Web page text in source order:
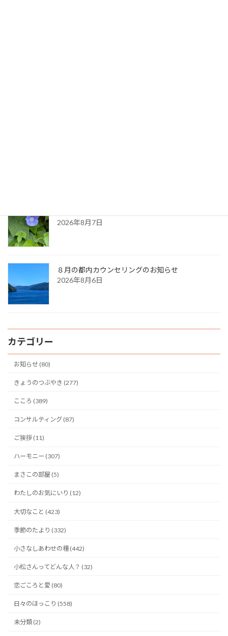
2026年8月7日
８月の都内カウンセリングのお知らせ
2026年8月6日
カテゴリー
お知らせ (80)
きょうのつぶやき (277)
こころ (389)
コンサルティング (87)
ご挨拶 (11)
ハーモニー (307)
まさこの部屋 (5)
わたしのお気にいり (12)
大切なこと (423)
季節のたより (332)
小さなしあわせの種 (442)
小松さんってどんな人？ (32)
恋ごころと愛 (80)
日々のほっこり (558)
未分類 (2)